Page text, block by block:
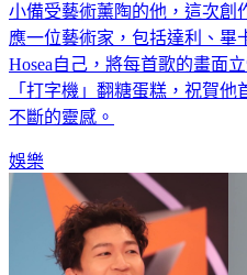
小備受藝術薰陶的他，這次創
應一位藝術家，包括達利、畢
Hosea自己，將每首歌的畫面
「打字機」翻糖蛋糕，祝賀
不斷的靈感。
娛樂